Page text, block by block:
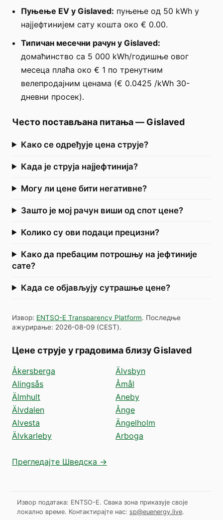
Пуњење EV у Gislaved: пуњење од 50 kWh у
најјефтинијем сату кошта око € 0.00.
Типичан месечни рачун у Gislaved:
домаћинство са 5 000 kWh/годишње овог
месеца плаћа око € 1 по тренутним
велепродајним ценама (€ 0.0425 /kWh 30-
дневни просек).
Често постављана питања— Gislaved
Како се одређује цена струје?
Када је струја најјефтинија?
Могу ли цене бити негативне?
Зашто је мој рачун виши од спот цене?
Колико су ови подаци прецизни?
Како да пребацим потрошњу на јефтиније
сате?
Када се објављују сутрашње цене?
Извор: ENTSO-E Transparency Platform. Последње
ажурирање: 2026-08-09 (CEST).
Цене струје у градовима близу Gislaved
Åkersberga
Alingsås
Älmhult
Älvdalen
Alvesta
Älvkarleby
Älvsbyn
Åmål
Aneby
Ånge
Ängelholm
Arboga
Прегледајте Шведска →
Извор података: ENTSO-E. Свака зона приказује своје
локално време. Контактирајте нас: sp@euenergy.live.